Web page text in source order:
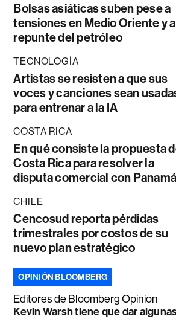
Bolsas asiáticas suben pese a
tensiones en Medio Oriente y
repunte del petróleo
TECNOLOGÍA
Artistas se resisten a que sus
voces y canciones sean
para entrenar a la IA
COSTA RICA
En qué consiste la propuesta
Costa Rica para resolver la
disputa comercial con Panamá
CHILE
Cencosud reporta pérdidas
trimestrales por costos de su
nuevo plan estratégico
OPINIÓN BLOOMBERG
Editores de Bloomberg Opinion
Kevin Warsh tiene que dar